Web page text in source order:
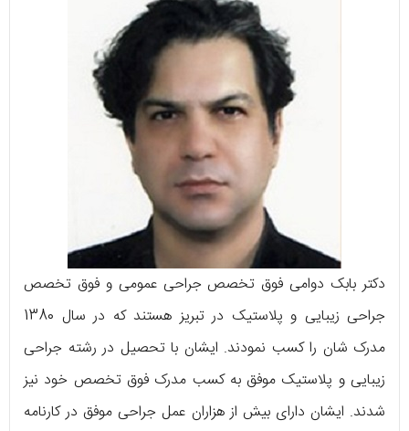
دکتر بابک دوامی فوق تخصص جراحی عمومی و فوق تخصص
جراحی زیبایی و پلاستیک در تبریز هستند که در سال 1380
مدرک شان را کسب نمودند. ایشان با تحصیل در رشته جراحی
زیبایی و پلاستیک موفق به کسب مدرک فوق تخصص خود نیز
شدند. ایشان دارای بیش از هزاران عمل جراحی موفق در کارنامه